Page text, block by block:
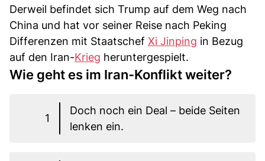
Derweil befindet sich Trump auf dem Weg nach
China und hat vor seiner Reise nach Peking
Differenzen mit Staatschef Xi Jinping in Bezug
auf den Iran-Krieg heruntergespielt.
Wie geht es im Iran-Konflikt weiter?
1
Doch noch ein Deal – beide Seiten
lenken ein.